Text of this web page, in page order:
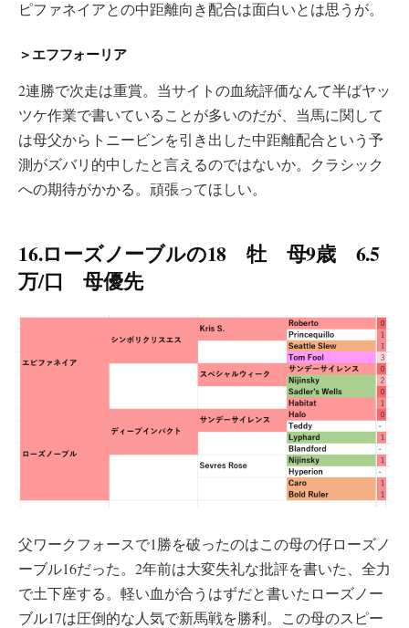
ピファネイアとの中距離向き配合は面白いとは思うが。
＞エフフォーリア
2連勝で次走は重賞。当サイトの血統評価なんて半ばヤッ
ツケ作業で書いていることが多いのだが、当馬に関して
は母父からトニービンを引き出した中距離配合という予
測がズバリ的中したと言えるのではないか。クラシック
への期待がかかる。頑張ってほしい。
16.ローズノーブルの18 牡 母9歳 6.5
万/口 母優先
父ワークフォースで1勝を破ったのはこの母の仔ローズノ
ーブル16だった。2年前は大変失礼な批評を書いた、全力
で土下座する。軽い血が合うはずだと書いたローズノー
ブル17は圧倒的な人気で新馬戦を勝利。この母のスピー